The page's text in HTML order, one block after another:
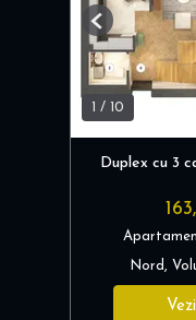
1 / 10
Previous
Duplex cu 3
Nord,